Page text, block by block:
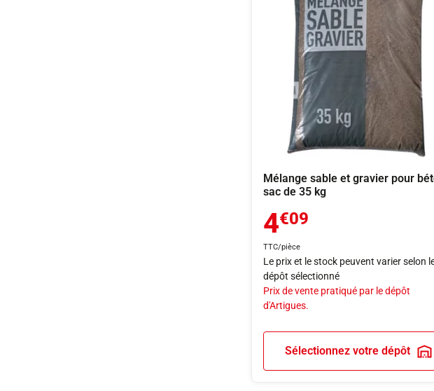
Mélange sable et gravier pour
sac de 35 kg
4€09
TTC/pièce
Le prix et le stock peuvent varier selon
dépôt sélectionné
Prix de vente pratiqué par le dépôt
d'Artigues.
Sélectionnez votre dépôt